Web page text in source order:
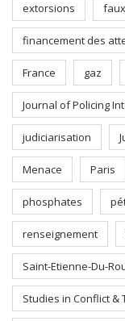
extorsions
financement des
France gaz
Journal of Policing
judiciarisation
Menace Paris
phosphates
renseignement
Saint-Etienne-Du-
Studies in Conflict &